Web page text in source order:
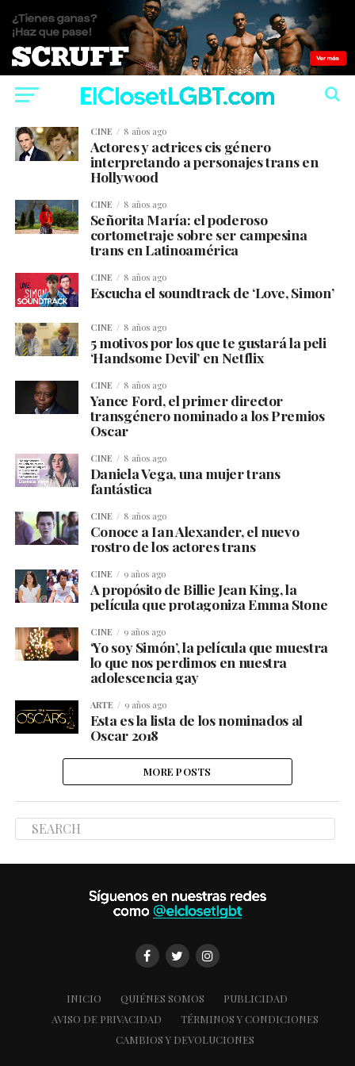
CINE 8 años ago
Actores y actrices cis género
interpretando a personajes trans en
Hollywood
CINE 8 años ago
Señorita María: el poderoso
cortometraje sobre ser campesina
trans en Latinoamérica
CINE 8 años ago
Escucha el soundtrack de ‘Love, Simon’
CINE 8 años ago
5 motivos por los que te gustará la peli
‘Handsome Devil’ en Netflix
CINE 8 años ago
Yance Ford, el primer director
transgénero nominado a los Premios
Oscar
CINE 8 años ago
Daniela Vega, una mujer trans
fantástica
CINE 8 años ago
Conoce a Ian Alexander, el nuevo
rostro de los actores trans
CINE 9 años ago
A propósito de Billie Jean King, la
película que protagoniza Emma Stone
CINE 9 años ago
‘Yo soy Simón’, la película que muestra
lo que nos perdimos en nuestra
adolescencia gay
ARTE 9 años ago
Esta es la lista de los nominados al
Oscar 2018
MORE POSTS
INICIO QUIÉNES SOMOS
PUBLICIDAD
AVISO DE PRIVACIDAD
TÉRMINOS Y CONDICIONES
CAMBIOS Y DEVOLUCIONES